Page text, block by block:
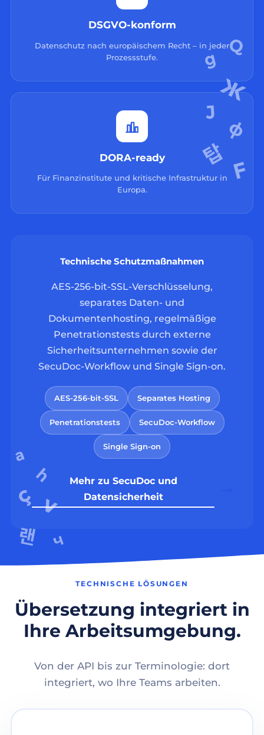
DSGVO-konform
Datenschutz nach europäischem Recht – in jeder
Prozessstufe.
DORA-ready
Für Finanzinstitute und kritische Infrastruktur in
Europa.
Technische Schutzmaßnahmen
AES-256-bit-SSL-Verschlüsselung,
separates Daten- und
Dokumentenhosting, regelmäßige
Penetrationstests durch externe
Sicherheitsunternehmen sowie der
SecuDoc-Workflow und Single Sign-on.
AES-256-bit-SSL Separates Hosting
Penetrationstests SecuDoc-Workflow
Single Sign-on
Mehr zu SecuDoc und
Datensicherheit
TECHNISCHE LÖSUNGEN
Übersetzung integriert in
Ihre Arbeitsumgebung.
Von der API bis zur Terminologie: dort
integriert, wo Ihre Teams arbeiten.